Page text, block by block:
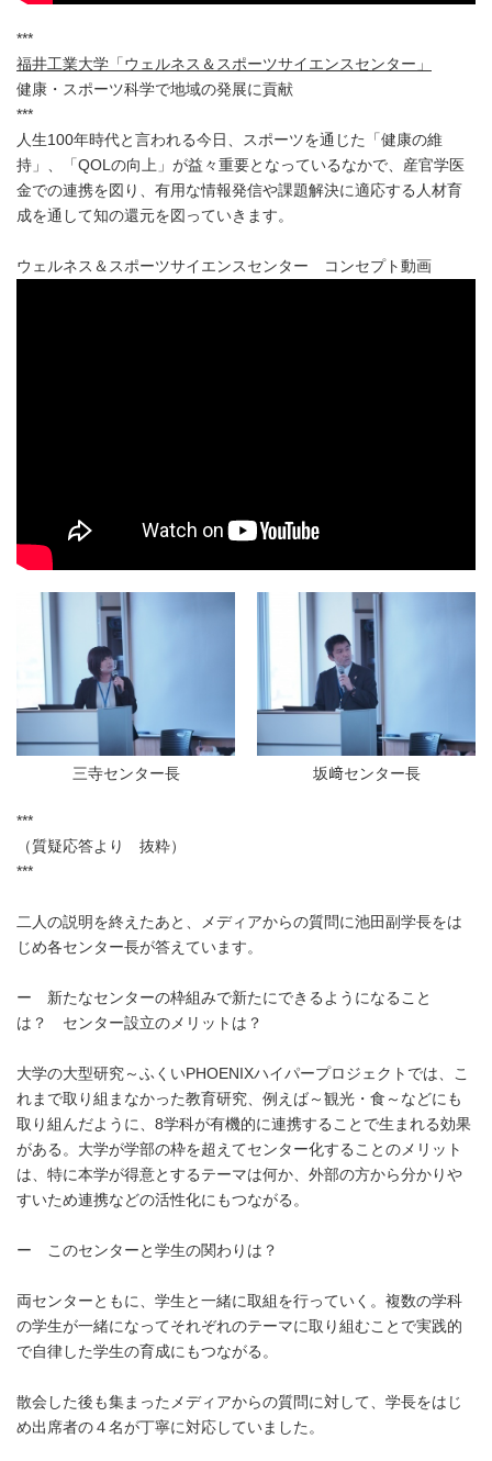
***
福井工業大学「ウェルネス＆スポーツサイエンスセンター」
健康・スポーツ科学で地域の発展に貢献
***
人生100年時代と言われる今日、スポーツを通じた「健康の維
持」、「QOLの向上」が益々重要となっているなかで、産官学医
金での連携を図り、有用な情報発信や課題解決に適応する人材育
成を通して知の還元を図っていきます。
ウェルネス＆スポーツサイエンスセンター コンセプト動画
三寺センター長 坂﨑センター長
***
（質疑応答より 抜粋）
***
二人の説明を終えたあと、メディアからの質問に池田副学長をは
じめ各センター長が答えています。
ー 新たなセンターの枠組みで新たにできるようになること
は？ センター設立のメリットは？
大学の大型研究～ふくいPHOENIXハイパープロジェクトでは、こ
れまで取り組まなかった教育研究、例えば～観光・食～などにも
取り組んだように、8学科が有機的に連携することで生まれる効果
がある。大学が学部の枠を超えてセンター化することのメリット
は、特に本学が得意とするテーマは何か、外部の方から分かりや
すいため連携などの活性化にもつながる。
ー このセンターと学生の関わりは？
両センターともに、学生と一緒に取組を行っていく。複数の学科
の学生が一緒になってそれぞれのテーマに取り組むことで実践的
で自律した学生の育成にもつながる。
散会した後も集まったメディアからの質問に対して、学長をはじ
め出席者の４名が丁寧に対応していました。